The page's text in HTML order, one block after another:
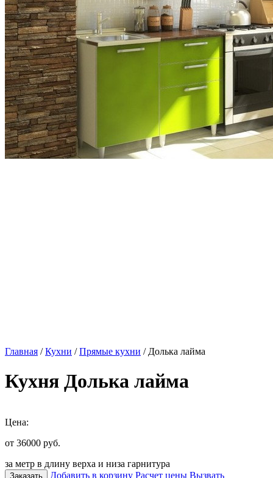
Главная /Кухни /Прямые кухни / Долька лайма
Кухня Долька лайма
Цена:
от 36000 руб.
за метр в длину верха и низа гарнитура
Заказать Добавить в корзину Расчет цены Вызвать